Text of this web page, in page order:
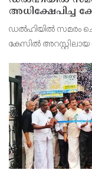
അധിക്ഷേപിച്ച
സമ്മതിച്ചു
ഡൽഹിയിൽ സമരം
കേസിൽ
സഹകരിച്ചിരുന്നില്ല.